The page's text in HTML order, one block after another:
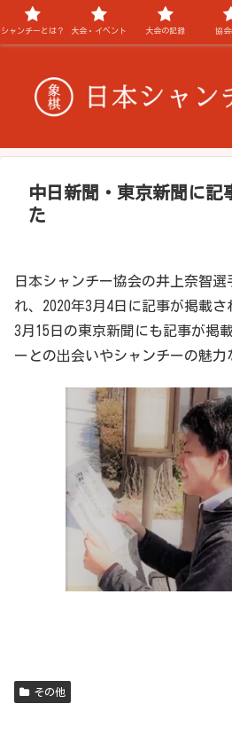
中日新聞・東京新聞に記
た
日本シャンチー協会の井上奈智
れ、2020年3月4日に記事が掲載
3月15日の東京新聞にも記事が掲
ーとの出会いやシャンチーの魅力
その他
シャンチーとは？ 大会・イベント 大会の記録 協会